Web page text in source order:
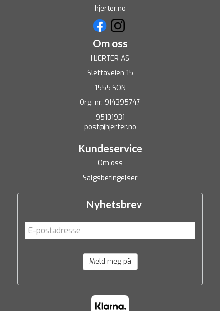
hjerter.no
Om oss
HJERTER AS
Slettaveien 15
1555 SON
Org. nr. 914395747
95101931
post@hjerter.no
Kundeservice
Om oss
Salgsbetingelser
Nyhetsbrev
Meld meg på